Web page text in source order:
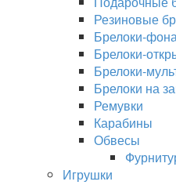
Резиновые
Брелоки-
Брелоки-
Брелоки-
Брелоки на
Ремувки
Карабины
Обвесы
Игрушки